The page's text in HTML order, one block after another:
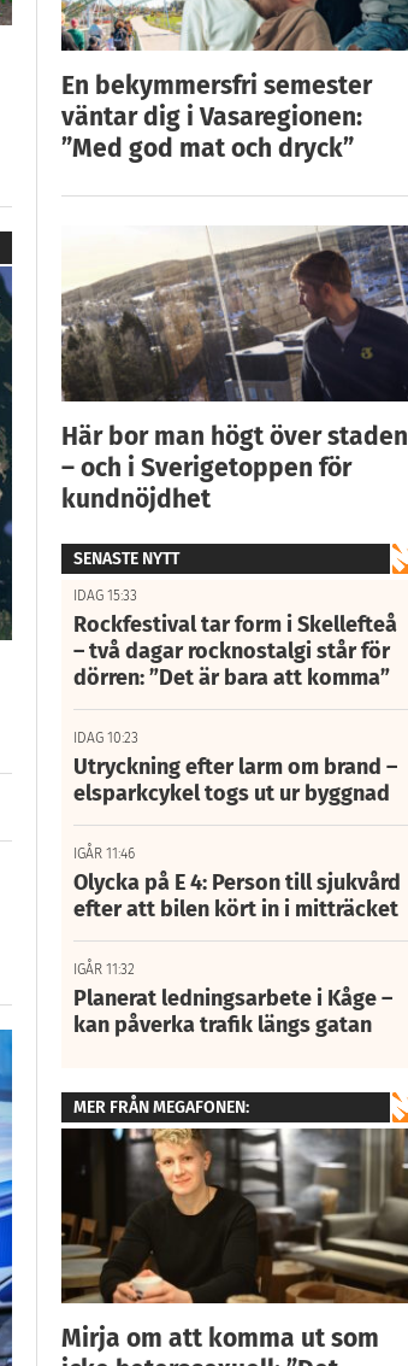
En bekymmersfri semester
väntar dig i Vasaregionen:
”Med god mat och dryck”
Här bor man högt över staden
– och i Sverigetoppen för
kundnöjdhet
SENASTE NYTT
IDAG 15:33
Rockfestival tar form i Skellefteå
– två dagar rocknostalgi står för
dörren: ”Det är bara att komma”
IDAG 10:23
Utryckning efter larm om brand –
elsparkcykel togs ut ur byggnad
IGÅR 11:46
Olycka på E 4: Person till sjukvård
efter att bilen kört in i mitträcket
IGÅR 11:32
Planerat ledningsarbete i Kåge –
kan påverka trafik längs gatan
MER FRÅN MEGAFONEN:
Mirja om att komma ut som